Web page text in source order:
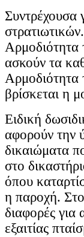
Συντρέχουσα
Αρμοδιότητα
ασκούν τα
Αρμοδιότητα
βρίσκεται η
Ειδική
αφορούν την
δικαιώματα
στο
όπου
η παροχή. Στο
διαφορές για
εξαιτίας